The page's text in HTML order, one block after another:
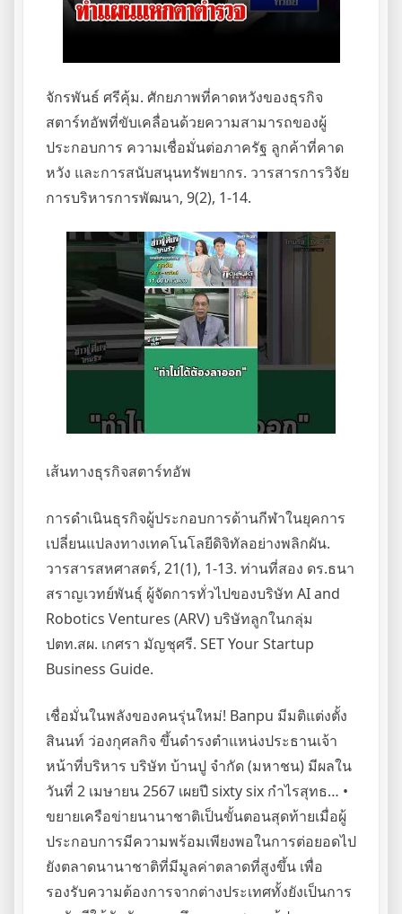
จักรพันธ์ ศรีคุ้ม. ศักยภาพที่คาดหวังของธุรกิจ
สตาร์ทอัพที่ขับเคลื่อนด้วยความสามารถของผู้
ประกอบการ ความเชื่อมั่นต่อภาครัฐ ลูกค้าที่คาด
หวัง และการสนับสนุนทรัพยากร. วารสารการวิจัย
การบริหารการพัฒนา, 9(2), 1-14.
เส้นทางธุรกิจสตาร์ทอัพ
การดำเนินธุรกิจผู้ประกอบการด้านกีฬาในยุคการ
เปลี่ยนแปลงทางเทคโนโลยีดิจิทัลอย่างพลิกผัน.
วารสารสหศาสตร์, 21(1), 1-13. ท่านที่สอง ดร.ธนา
สราญเวทย์พันธุ์ ผู้จัดการทั่วไปของบริษัท AI and
Robotics Ventures (ARV) บริษัทลูกในกลุ่ม
ปตท.สผ. เกศรา มัญชุศรี. SET Your Startup
Business Guide.
เชื่อมั่นในพลังของคนรุ่นใหม่! Banpu มีมติแต่งตั้ง
สินนท์ ว่องกุศลกิจ ขึ้นดำรงตำแหน่งประธานเจ้า
หน้าที่บริหาร บริษัท บ้านปู จำกัด (มหาชน) มีผลใน
วันที่ 2 เมษายน 2567 เผยปี sixty six กำไรสุทธ… •
ขยายเครือข่ายนานาชาติเป็นขั้นตอนสุดท้ายเมื่อผู้
ประกอบการมีความพร้อมเพียงพอในการต่อยอดไป
ยังตลาดนานาชาติที่มีมูลค่าตลาดที่สูงขึ้น เพื่อ
รองรับความต้องการจากต่างประเทศทั้งยังเป็นการ